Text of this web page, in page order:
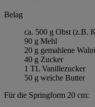
Belag
ca. 500 g Obst (z.B.
90 g Mehl
20 g gemahlene
40 g Zucker
1 TL Vanillezucker
50 g weiche Butter
Für die Springform 20 cm: